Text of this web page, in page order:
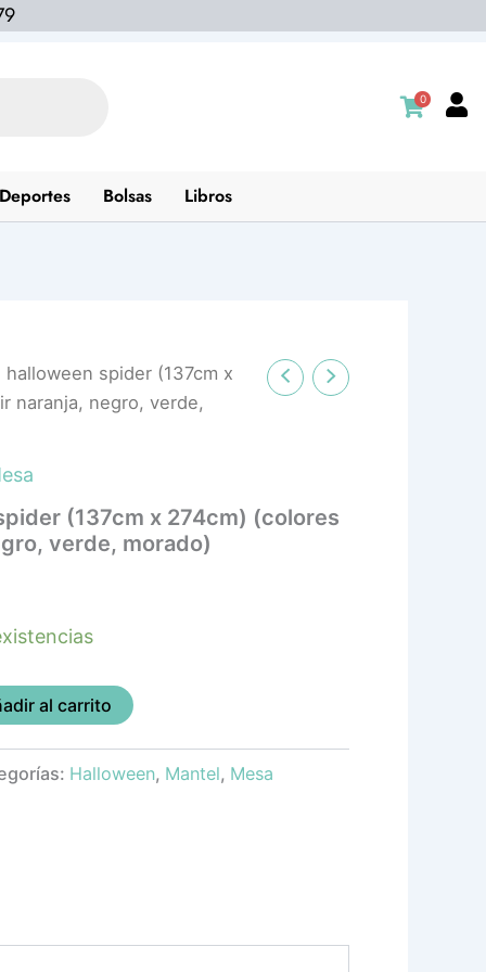
0
Bolsas Libros
spider (137cm x
naranja, negro, verde,
(137cm x 274cm) (colores
verde, morado)
al carrito
Halloween, Mantel, Mesa